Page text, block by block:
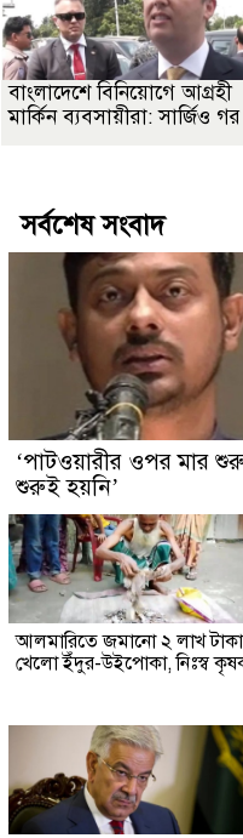
বাংলাদেশে বিনিয়োগে আগ্রহী
মার্কিন ব্যবসায়ীরা: সার্জিও গর
সর্বশেষ সংবাদ
‘পাটওয়ারীর ওপর মার
শুরুই হয়নি’
আলমারিতে জমানো ২ লাখ টাকা
খেলো ইঁদুর-উইপোকা, নিঃস্ব